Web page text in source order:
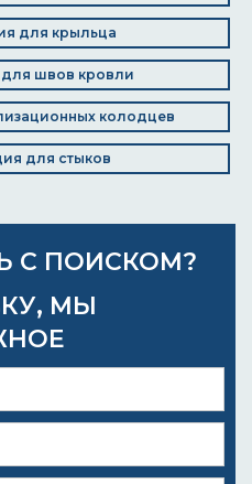
для крыльца
швов кровли
колодцев
для стыков
С ПОИСКОМ?
МЫ